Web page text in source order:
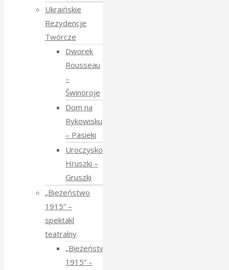
Ukraińskie
Rezydencje
Twórcze
Dworek
Rousseau
–
Świnoroje
Dom na
Rykowisku
– Pasieki
Uroczysko
Hruszki –
Gruszki
„Bieżeństwo
1915” –
spektakl
teatralny
„Bieżeństwo
1915” –